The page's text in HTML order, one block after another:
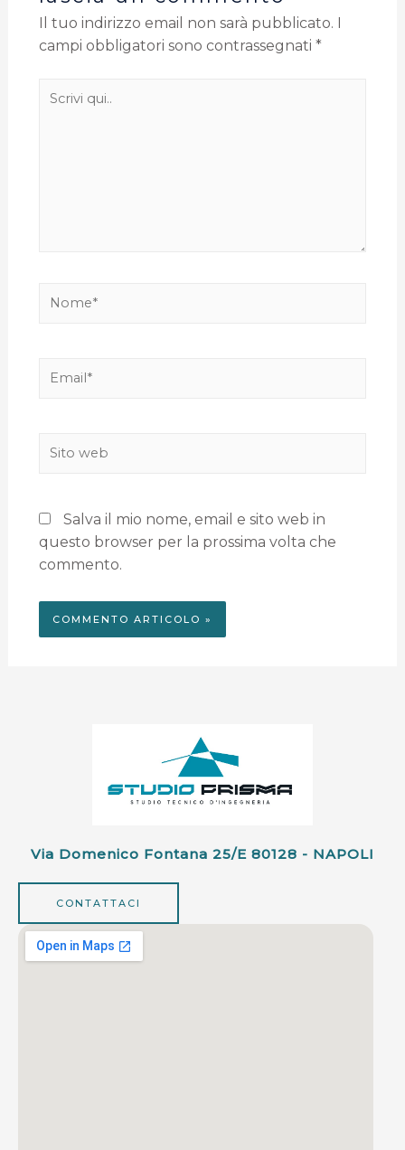
Il tuo indirizzo email non sarà pubblicato.
campi obbligatori sono contrassegnati *
Salva il mio nome, email e sito web in
questo browser per la prossima volta che
commento.
Via Domenico Fontana 25/e 80128 - NAPOLI
CONTATTACI